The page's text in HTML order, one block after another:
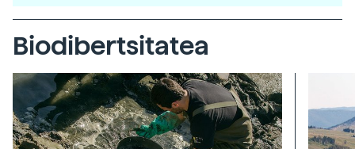
Biodibertsitatea